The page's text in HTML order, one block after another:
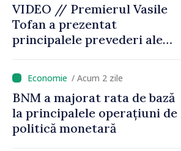
VIDEO // Premierul Vasile
Tofan a prezentat
principalele prevederi ale
2027
/ Acum 2 zile
BNM a majorat rata de bază
la principalele operațiuni de
politică monetară